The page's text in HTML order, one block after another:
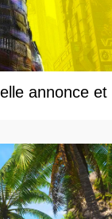
annonce et